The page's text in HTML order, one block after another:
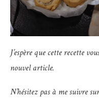
J’espère que cette recette
nouvel article.
N’hésitez pas à me suivre sur